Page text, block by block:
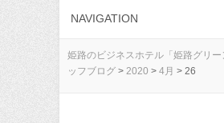
姫路のビジネスホテル「姫路グリー
ッフブログ > 2020 > 4月 > 26